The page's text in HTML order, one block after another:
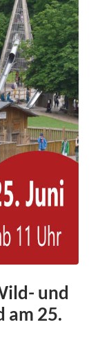
und
am 25.